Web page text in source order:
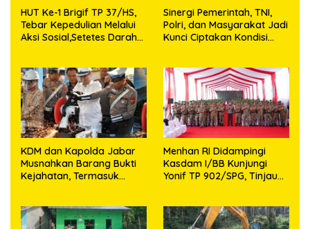
HUT Ke-1 Brigif TP 37/HS,
Tebar Kepedulian Melalui
Aksi Sosial,Setetes Darah
Sinergi Pemerintah, TNI,
Polri, dan Masyarakat Jadi
Kunci Ciptakan Kondisi
KDM dan Kapolda Jabar
Musnahkan Barang Bukti
Kejahatan, Termasuk
Menhan RI Didampingi
Kasdam I/BB Kunjungi
Yonif TP 902/SPG, Tinjau